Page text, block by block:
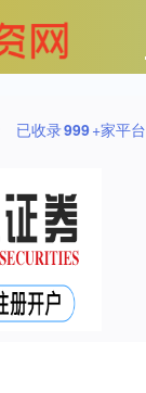
已收录999+家平台